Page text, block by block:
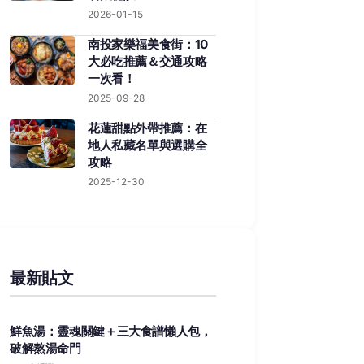
2026-01-15
南投家樂福美食街：10
大必吃推薦＆交通攻略
一次看！
2025-09-28
花蓮甜點外帶推薦：在
地人私藏名單與選購全
攻略
2025-12-30
最新貼文
鮮魚湯：靈魂關鍵＋三大食譜懶人包，
破解熬湯命門